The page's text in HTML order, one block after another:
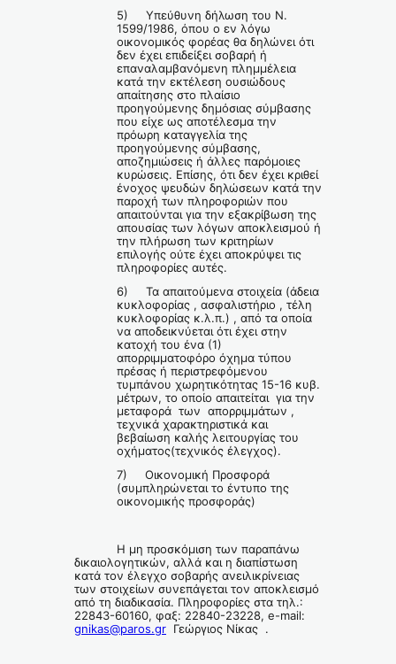
5) Υπεύθυνη δήλωση του Ν.
1599/1986, όπου ο εν λόγω
οικονομικός φορέας θα δηλώνει ότι
δεν έχει επιδείξει σοβαρή ή
επαναλαμβανόμενη πλημμέλεια
κατά την εκτέλεση ουσιώδους
απαίτησης στο πλαίσιο
προηγούμενης δημόσιας σύμβασης
που είχε ως αποτέλεσμα την
πρόωρη καταγγελία της
προηγούμενης σύμβασης,
αποζημιώσεις ή άλλες παρόμοιες
κυρώσεις. Επίσης, ότι δεν έχει κριθεί
ένοχος ψευδών δηλώσεων κατά την
παροχή των πληροφοριών που
απαιτούνται για την εξακρίβωση της
απουσίας των λόγων αποκλεισμού ή
την πλήρωση των κριτηρίων
επιλογής ούτε έχει αποκρύψει τις
πληροφορίες αυτές.
6) Τα απαιτούμενα στοιχεία (άδεια
κυκλοφορίας , ασφαλιστήριο , τέλη
κυκλοφορίας κ.λ.π.) , από τα οποία
να αποδεικνύεται ότι έχει στην
κατοχή του ένα (1)
απορριμματοφόρο όχημα τύπου
πρέσας ή περιστρεφόμενου
τυμπάνου χωρητικότητας 15-16 κυβ.
μέτρων, το οποίο απαιτείται για την
μεταφορά των απορριμμάτων ,
τεχνικά χαρακτηριστικά και
βεβαίωση καλής λειτουργίας του
οχήματος(τεχνικός έλεγχος).
7) Οικονομική Προσφορά
(συμπληρώνεται το έντυπο της
οικονομικής προσφοράς)
Η μη προσκόμιση των παραπάνω
δικαιολογητικών, αλλά και η διαπίστωση
κατά τον έλεγχο σοβαρής ανειλικρίνειας
των στοιχείων συνεπάγεται τον αποκλεισμό
από τη διαδικασία. Πληροφορίες στα τηλ.:
22843-60160, φαξ: 22840-23228, e-mail:
gnikas@paros.gr Γεώργιος Νίκας .